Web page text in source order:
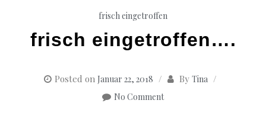
frisch eingetroffen
frisch eingetroffen….
Posted on Januar 22, 2018 By Tina
No Comment